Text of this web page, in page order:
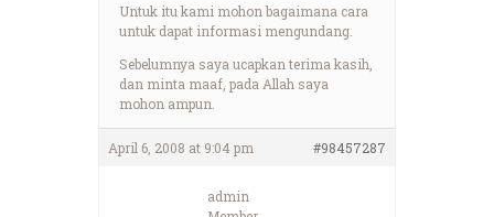
Untuk itu kami mohon bagaimana cara
untuk dapat informasi mengundang.
Sebelumnya saya ucapkan terima kasih,
dan minta maaf, pada Allah saya
mohon ampun.
April 6, 2008 at 9:04 pm #98457287
admin